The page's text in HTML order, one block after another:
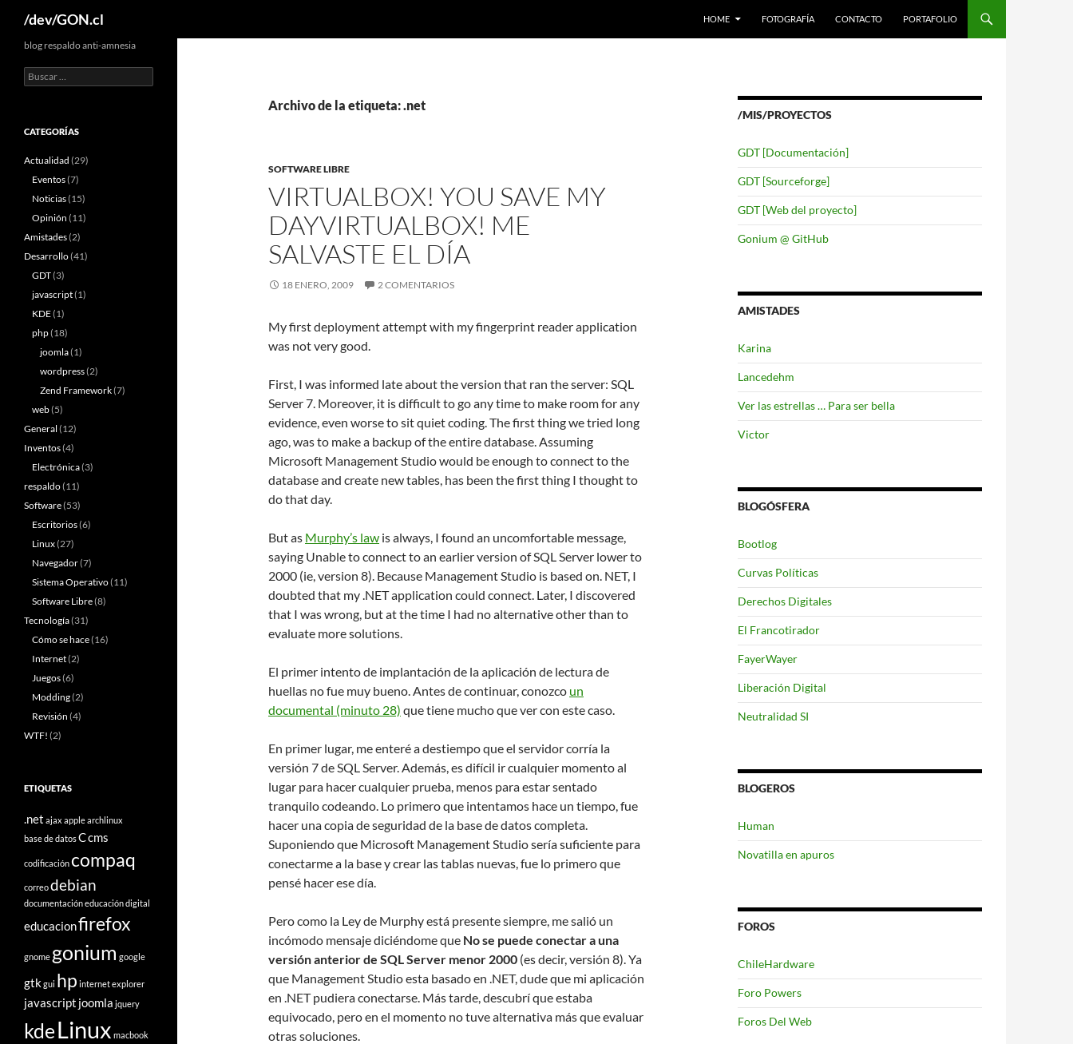
/dev/GON.cl
HOME
FOTOGRAFÍA CONTACTO PORTAFOLIO
Archivo de la etiqueta: .net
SOFTWARE LIBRE
VIRTUALBOX! YOU SAVE MY
DAYVIRTUALBOX! ME
SALVASTE EL DÍA
18 ENERO, 2009 2 COMENTARIOS
My first deployment attempt with my fingerprint reader application
was not very good.
First, I was informed late about the version that ran the server: SQL
Server 7. Moreover, it is difficult to go any time to make room for any
evidence, even worse to sit quiet coding. The first thing we tried long
ago, was to make a backup of the entire database. Assuming
Microsoft Management Studio would be enough to connect to the
database and create new tables, has been the first thing I thought to
do that day.
But as Murphy’s law is always, I found an uncomfortable message,
saying Unable to connect to an earlier version of SQL Server lower to
2000 (ie, version 8). Because Management Studio is based on. NET, I
doubted that my .NET application could connect. Later, I discovered
that I was wrong, but at the time I had no alternative other than to
evaluate more solutions.
El primer intento de implantación de la aplicación de lectura de
huellas no fue muy bueno. Antes de continuar, conozco un
documental (minuto 28) que tiene mucho que ver con este caso.
En primer lugar, me enteré a destiempo que el servidor corría la
versión 7 de SQL Server. Además, es difícil ir cualquier momento al
lugar para hacer cualquier prueba, menos para estar sentado
tranquilo codeando. Lo primero que intentamos hace un tiempo, fue
hacer una copia de seguridad de la base de datos completa.
Suponiendo que Microsoft Management Studio sería suficiente para
conectarme a la base y crear las tablas nuevas, fue lo primero que
pensé hacer ese día.
Pero como la Ley de Murphy está presente siempre, me salió un
incómodo mensaje diciéndome que No se puede conectar a una
versión anterior de SQL Server menor 2000 (es decir, versión 8). Ya
que Management Studio esta basado en .NET, dude que mi aplicación
en .NET pudiera conectarse. Más tarde, descubrí que estaba
equivocado, pero en el momento no tuve alternativa más que evaluar
otras soluciones.
/MIS/PROYECTOS
GDT [Documentación]
GDT [Sourceforge]
GDT [Web del proyecto]
Gonium @ GitHub
AMISTADES
Karina
Lancedehm
Ver las estrellas … Para ser bella
Victor
BLOGÓSFERA
Bootlog
Curvas Políticas
Derechos Digitales
El Francotirador
FayerWayer
Liberación Digital
Neutralidad SI
BLOGEROS
Human
Novatilla en apuros
FOROS
ChileHardware
Foro Powers
Foros Del Web
blog respaldo anti-amnesia
Buscar:
CATEGORÍAS
Actualidad (29)
Eventos(7)
Noticias(15)
Opinión (11)
Amistades(2)
Desarrollo(41)
GDT(3)
javascript(1)
KDE(1)
php(18)
joomla(1)
wordpress(2)
Zend Framework(7)
web(5)
General (12)
Inventos(4)
Electrónica(3)
respaldo(11)
Software(53)
Escritorios(6)
Linux(27)
Navegador(7)
Sistema Operativo(11)
Software Libre(8)
Tecnología(31)
Cómo se hace(16)
Internet(2)
Juegos(6)
Modding(2)
Revisión (4)
WTF! (2)
ETIQUETAS
.net ajax applearchlinux
base de datosCcms
codificacióncompaq
correodebian
documentacióneducación digital
educacionfirefox
gnome gonium google
gtkgui hp internet explorer
javascript joomla jquery
kdeLinux macbook